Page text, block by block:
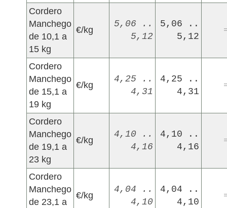
Cordero
Manchego
de 10,1 a
15 kg
€/kg
5,06 ..
5,12
5,06 ..
5,12
Cordero
Manchego
de 15,1 a
19 kg
€/kg
4,25 ..
4,31
4,25 ..
4,31
Cordero
Manchego
de 19,1 a
23 kg
€/kg
4,10 ..
4,16
4,10 ..
4,16
Cordero
Manchego
de 23,1 a
€/kg
4,04 ..
4,10
4,04 ..
4,10